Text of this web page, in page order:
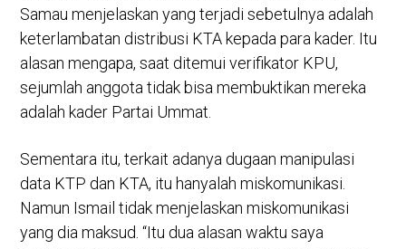
Samau menjelaskan yang terjadi sebetulnya adalah
keterlambatan distribusi KTA kepada para kader. Itu
alasan mengapa, saat ditemui verifikator KPU,
sejumlah anggota tidak bisa membuktikan mereka
adalah kader Partai Ummat.
Sementara itu, terkait adanya dugaan manipulasi
data KTP dan KTA, itu hanyalah miskomunikasi.
Namun Ismail tidak menjelaskan miskomunikasi
yang dia maksud. “Itu dua alasan waktu saya